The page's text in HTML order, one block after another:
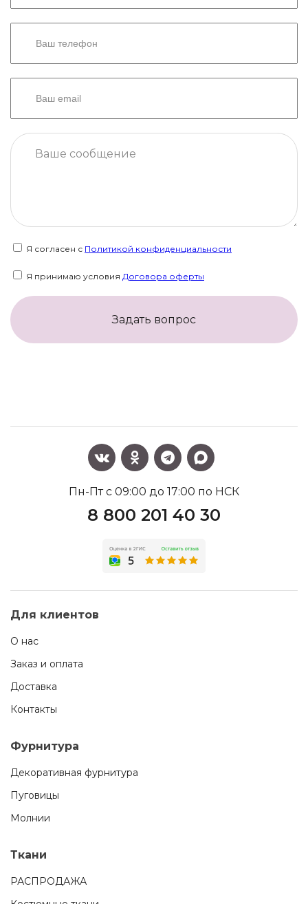
Я согласен с Политикой конфиденциальности
Я принимаю условия Договора оферты
Задать вопрос
Пн-Пт с 09:00 до 17:00 по НСК
8 800 201 40 30
Для клиентов
О нас
Заказ и оплата
Доставка
Контакты
Фурнитура
Декоративная фурнитура
Пуговицы
Молнии
Ткани
РАСПРОДАЖА